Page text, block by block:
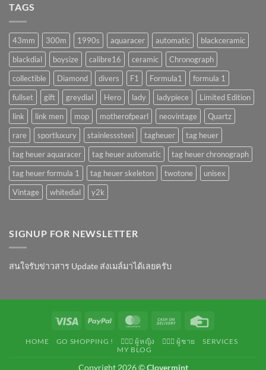
มั้ย
!?
TAGS
43mm 300m 1990s aquaracer automatic
blackceramic
blackdial
boysize calibre16 ceramic
Chronograph
collectible
Diamond divers F1 Formula1
formula 1
fullset
gift greydial Hero lady ladypiece
Limited Edition
link
link men mop motherofpearl neovintage
Quartz
rare
sportluxury stainlesssteel tagheuer
tag heuer
tag heuer aquaracer
tag heuer automatic
tag heuer chronograph
tag heuer formula 1
tag heuer skeleton twotone
unisex
Vintage
whitedial y2k
SIGNUP FOR NEWSLETTER
สนใจรับข่าวสาร Update ส่งเมล์มาได้เลยครับ
Visa PayPal MasterCardCash
Delivery
HOME GO SHOPPING ! 💁🏻‍♀️ ผู้หญิง 🙋🏻‍♂️ ผู้ชาย
SERVICES
MY BLOG
Copyright 2026 ©Clovermint